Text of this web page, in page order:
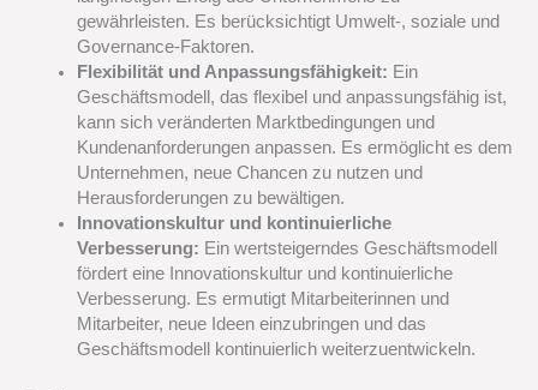
gewährleisten. Es berücksichtigt Umwelt-, soziale und
Governance-Faktoren.
Flexibilität und Anpassungsfähigkeit: Ein
Geschäftsmodell, das flexibel und anpassungsfähig ist,
kann sich veränderten Marktbedingungen und
Kundenanforderungen anpassen. Es ermöglicht es dem
Unternehmen, neue Chancen zu nutzen und
Herausforderungen zu bewältigen.
Innovationskultur und kontinuierliche
Verbesserung: Ein wertsteigerndes Geschäftsmodell
fördert eine Innovationskultur und kontinuierliche
Verbesserung. Es ermutigt Mitarbeiterinnen und
Mitarbeiter, neue Ideen einzubringen und das
Geschäftsmodell kontinuierlich weiterzuentwickeln.